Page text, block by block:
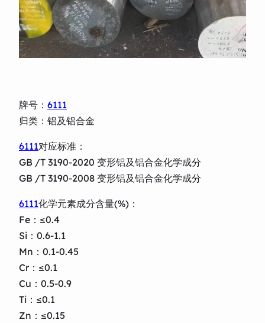
牌号： 6111
归类：铝及铝合金
6111对应标准：
GB /T 3190-2020 变形铝及铝合金化学成分
GB /T 3190-2008 变形铝及铝合金化学成分
6111化学元素成分含量(%)：
Fe：≤0.4
Si：0.6-1.1
Mn：0.1-0.45
Cr：≤0.1
Cu：0.5-0.9
Ti：≤0.1
Zn：≤0.15